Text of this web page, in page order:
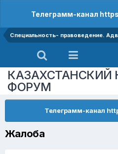
Телеграмм-канал
Специальность- правоведение.
ФОРУМ
Телеграмм-канал
Жалоба